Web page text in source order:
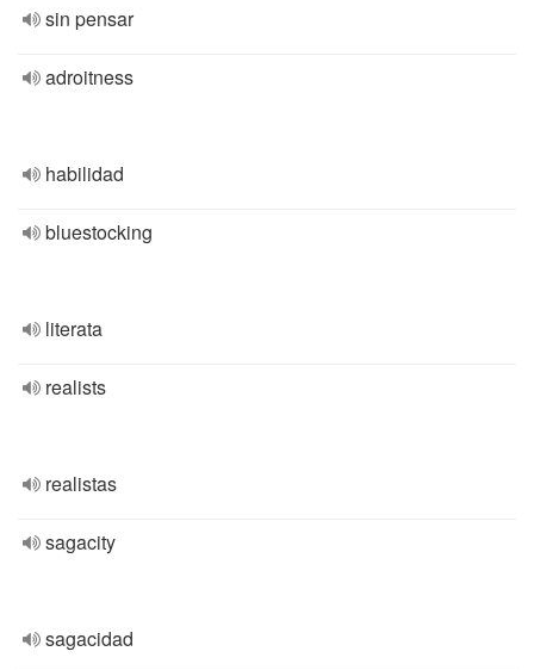
sin pensar
adroitness
habilidad
bluestocking
literata
realists
realistas
sagacity
sagacidad